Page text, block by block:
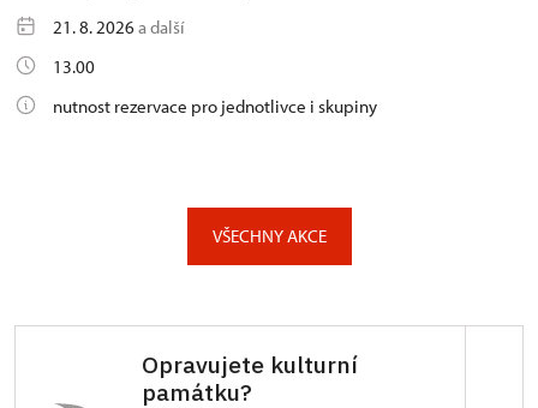
21. 8. 2026a další
13.00
nutnost rezervace pro jednotlivce i skupiny
VŠECHNY AKCE
Opravujete kulturní
památku?